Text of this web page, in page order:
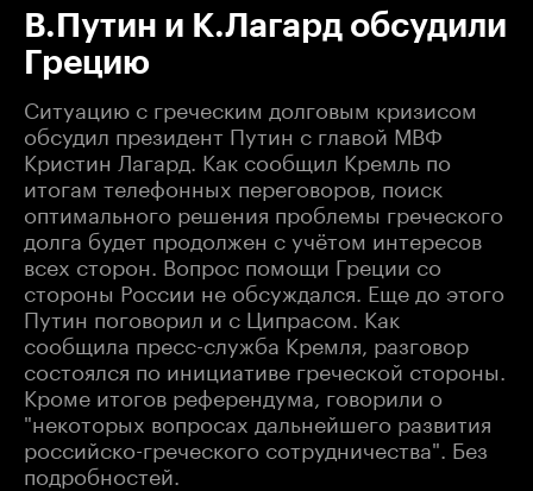
В.Путин и К.Лагард обсудили
Грецию
Ситуацию с греческим долговым кризисом
обсудил президент Путин с главой МВФ
Кристин Лагард. Как сообщил Кремль по
итогам телефонных переговоров, поиск
оптимального решения проблемы греческого
долга будет продолжен с учётом интересов
всех сторон. Вопрос помощи Греции со
стороны России не обсуждался. Еще до этого
Путин поговорил и с Ципрасом. Как
сообщила пресс-служба Кремля, разговор
состоялся по инициативе греческой стороны.
Кроме итогов референдума, говорили о
"некоторых вопросах дальнейшего развития
российско-греческого сотрудничества". Без
подробностей.